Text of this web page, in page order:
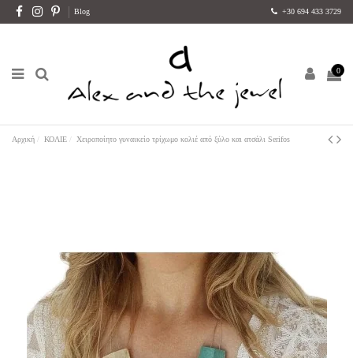
Blog +30 694 433 3729
0
Αρχική ΚΟΛΙΕ Χειροποίητο γυναικείο τρίχωμο κολιέ από ξύλο και ατσάλι Serifos